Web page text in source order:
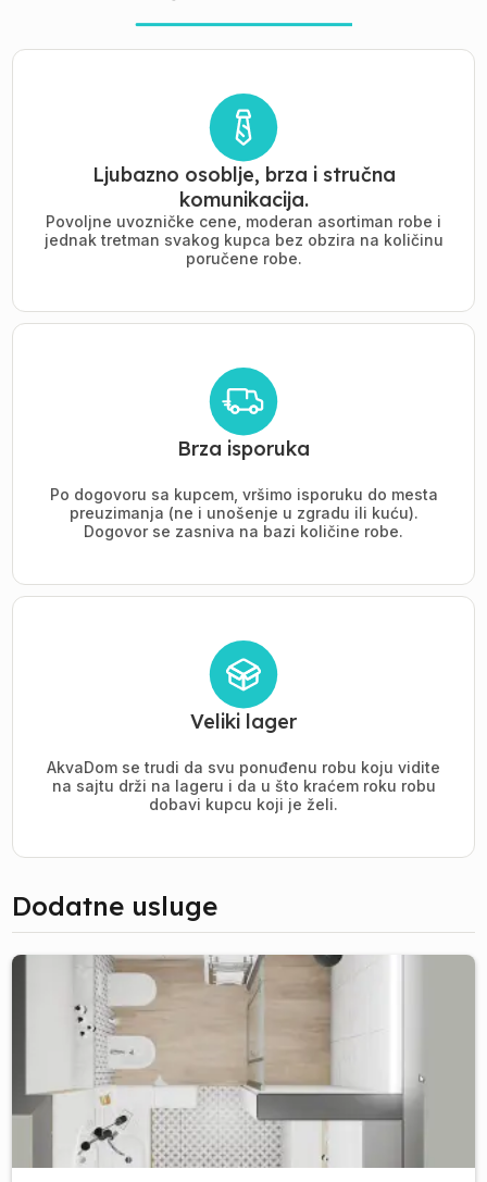
Ljubazno osoblje, brza i stručna
komunikacija.
Povoljne uvozničke cene, moderan asortiman robe i
jednak tretman svakog kupca bez obzira na količinu
poručene robe.
Brza isporuka
Po dogovoru sa kupcem, vršimo isporuku do mesta
preuzimanja (ne i unošenje u zgradu ili kuću).
Dogovor se zasniva na bazi količine robe.
Veliki lager
AkvaDom se trudi da svu ponuđenu robu koju vidite
na sajtu drži na lageru i da u što kraćem roku robu
dobavi kupcu koji je želi.
Dodatne usluge